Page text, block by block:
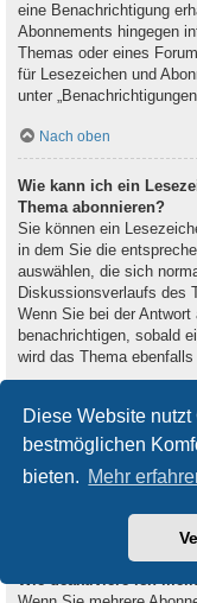
Diese Website
bestmöglichen
bieten. Mehr
eine Benachrichtigung
Abonnements hingegen
Themas oder eines
für Lesezeichen und
unter
Nach oben
Wie kann ich ein
Thema abonnieren?
Sie können ein
in dem Sie die
auswählen, die sich
Diskussionsverlaufs des
Wenn Sie bei der
benachrichtigen, sobald
wird das Thema
Wie kann ich ein
Um ein Forum zu
abonnieren“, der sich